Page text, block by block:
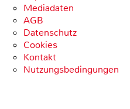
Mediadaten
AGB
Datenschutz
Cookies
Kontakt
Nutzungsbedingungen